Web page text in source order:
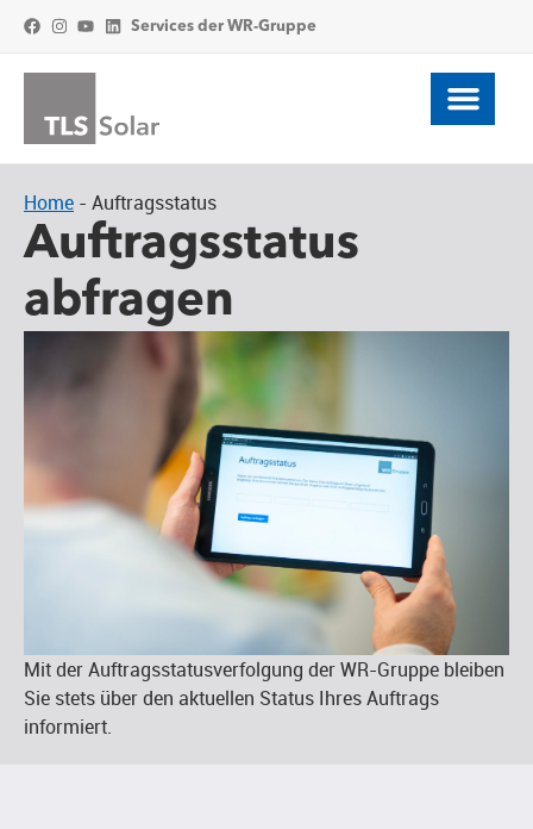
Services der WR-Gruppe
Home - Auftragsstatus
Auftragsstatus
abfragen
Mit der Auftragsstatusverfolgung der WR-Gruppe bleiben
Sie stets über den aktuellen Status Ihres Auftrags
informiert.